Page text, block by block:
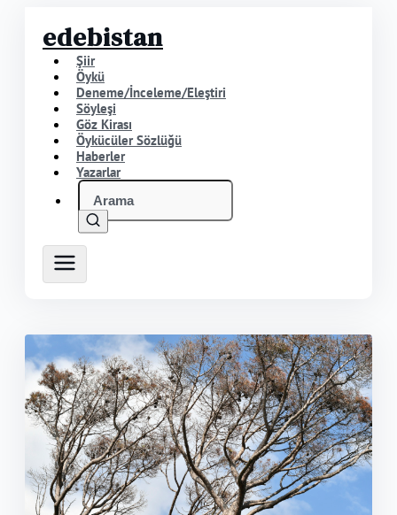
edebistan
Şiir
Öykü
Deneme/İnceleme/Eleştiri
Söyleşi
Göz Kirası
Öykücüler Sözlüğü
Haberler
Yazarlar